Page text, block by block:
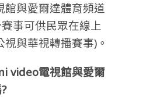
與愛爾達體育頻道
事可供民眾在線上
與華視轉播賽事)。
video電視館與愛爾